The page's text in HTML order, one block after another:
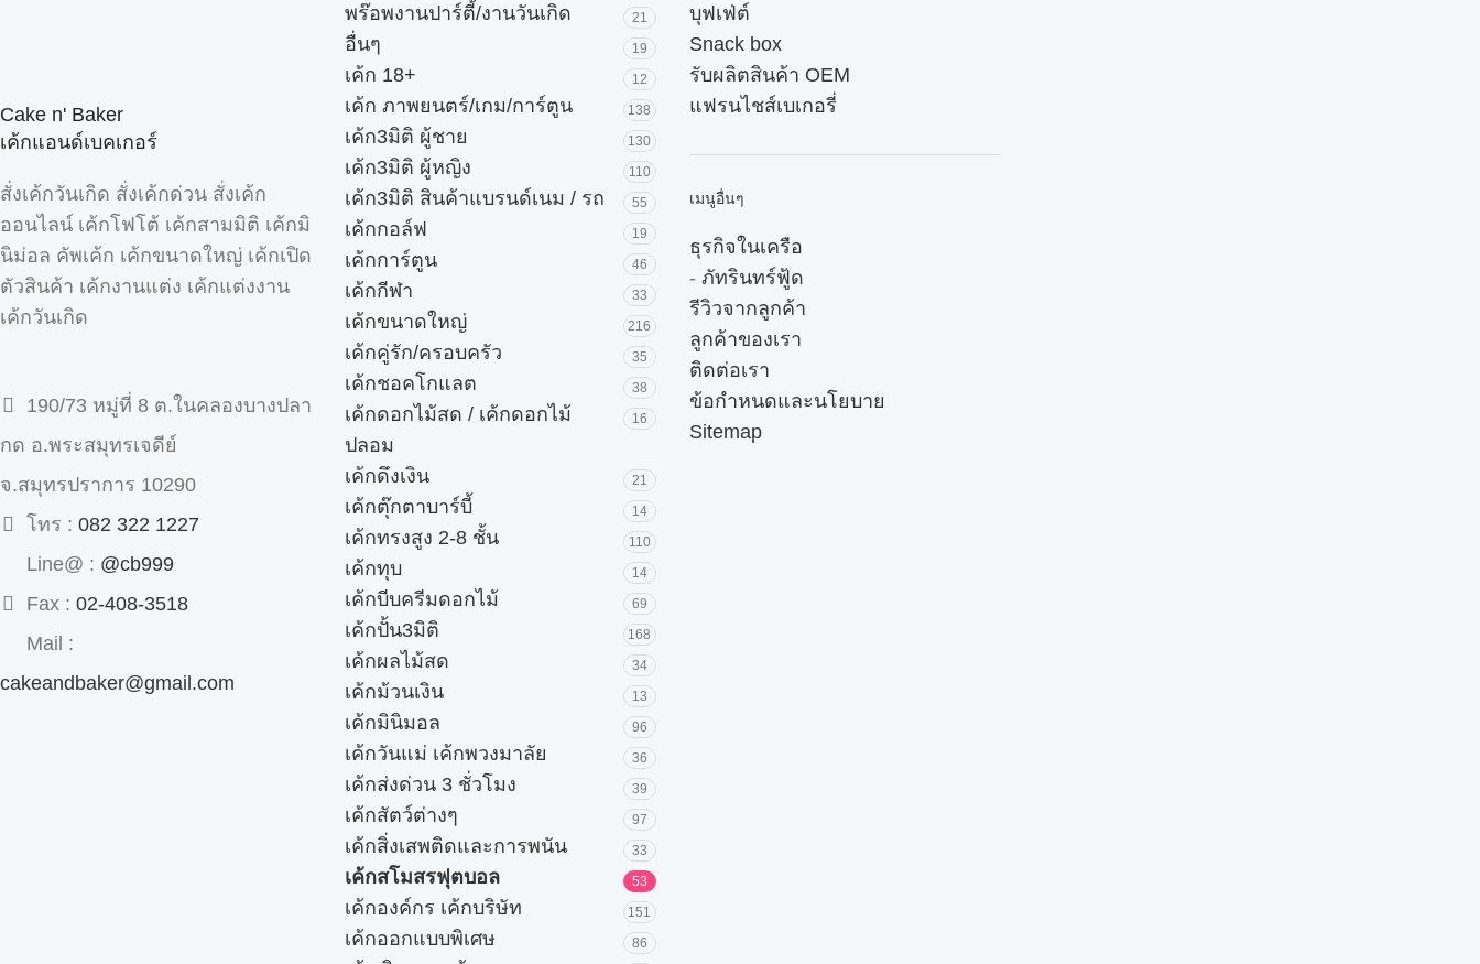
Cake n' Baker
เค้กแอนด์เบคเกอร์
สั่งเค้กวันเกิด สั่งเค้กด่วน สั่งเค้ก
ออนไลน์ เค้กโฟโต้ เค้กสามมิติ เค้กมิ
นิม่อล คัพเค้ก เค้กขนาดใหญ่ เค้กเปิด
ตัวสินค้า เค้กงานแต่ง เค้กแต่งงาน
เค้กวันเกิด
190/73 หมู่ที่ 8 ต.ในคลองบางปลา
กด อ.พระสมุทรเจดีย์
จ.สมุทรปราการ 10290
โทร : 082 322 1227
Line@ : @cb999
Fax : 02-408-3518
Mail :
cakeandbaker@gmail.com
พร๊อพงานปาร์ตี้/งานวันเกิด 21
อื่นๆ 19
เค้ก 18+ 12
เค้ก ภาพยนตร์/เกม/การ์ตูน 138
เค้ก3มิติ ผู้ชาย 130
เค้ก3มิติ ผู้หญิง 110
เค้ก3มิติ สินค้าแบรนด์เนม / รถ 55
เค้กกอล์ฟ 19
เค้กการ์ตูน 46
เค้กกีฬา 33
เค้กขนาดใหญ่ 216
เค้กคู่รัก/ครอบครัว 35
เค้กชอคโกแลต 38
เค้กดอกไม้สด / เค้กดอกไม้
ปลอม
16
เค้กดึงเงิน 21
เค้กตุ๊กตาบาร์บี้ 14
เค้กทรงสูง 2-8 ชั้น 110
เค้กทุบ 14
เค้กบีบครีมดอกไม้ 69
เค้กปั้น3มิติ 168
เค้กผลไม้สด 34
เค้กม้วนเงิน 13
เค้กมินิมอล 96
เค้กวันแม่ เค้กพวงมาลัย 36
เค้กส่งด่วน 3 ชั่วโมง 39
เค้กสัตว์ต่างๆ 97
เค้กสิ่งเสพติดและการพนัน 33
เค้กสโมสรฟุตบอล 53
เค้กองค์กร เค้กบริษัท 151
เค้กออกแบบพิเศษ 86
บุฟเฟ่ต์
Snack box
รับผลิตสินค้า OEM
แฟรนไชส์เบเกอรี่
เมนูอื่นๆ
ธุรกิจในเครือ
- ภัทรินทร์ฟู้ด
รีวิวจากลูกค้า
ลูกค้าของเรา
ติดต่อเรา
ข้อกำหนดและนโยบาย
Sitemap